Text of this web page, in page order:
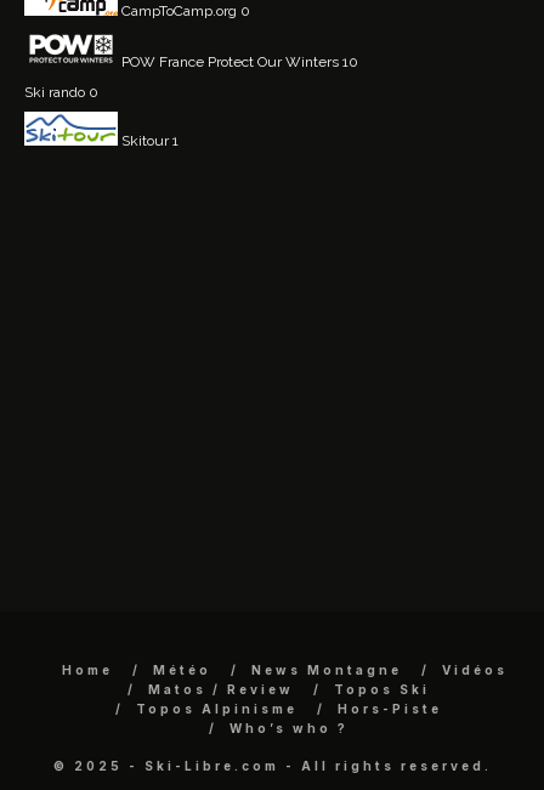
CampToCamp.org 0
POW France Protect Our Winters 10
Ski rando 0
Skitour1
Home Météo News Montagne
Vidéos
Matos / Review
Topos Ski
Topos Alpinisme
Hors-Piste
Who’s who ?
© 2025 - Ski-Libre.com - All rights reserved.